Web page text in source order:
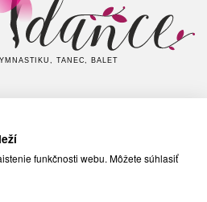
TANEC, BALET
funkčnosti webu. Môžete súhlasiť